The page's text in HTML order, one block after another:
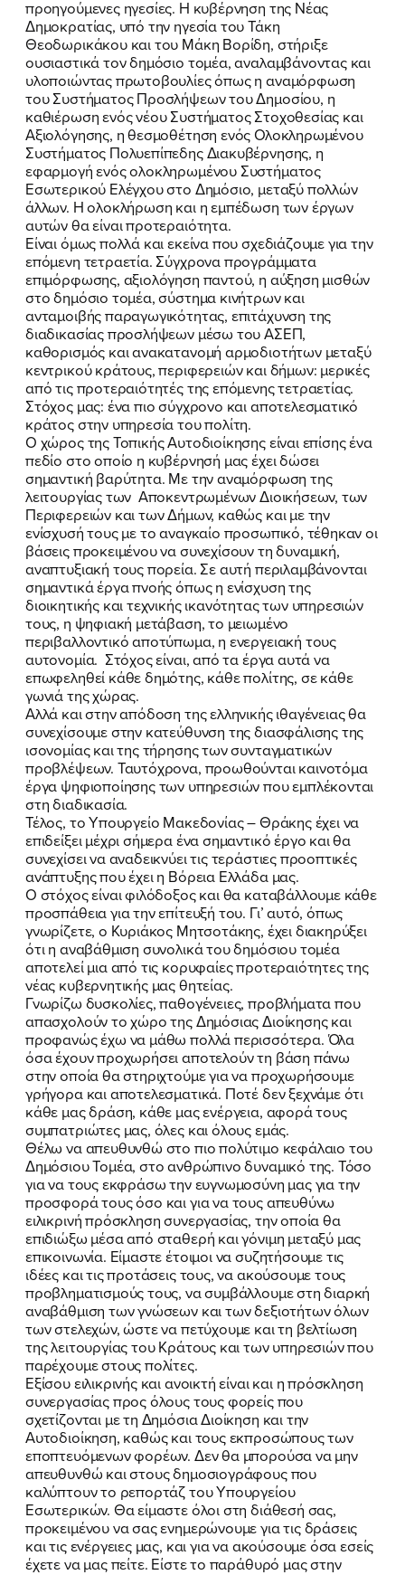
ΠΟΙΑ ΕΙΜΑΙ
ΕΡΓΟ
ΕΚΔΗΛΩΣΕΙΣ
ΝΕΑ
ΕΛΑ ΚΙ ΕΣΥ
FB IN TW YT LN VB TIKTOK
προηγούμενες ηγεσίες. Η κυβέρνηση της Νέας
Δημοκρατίας, υπό την ηγεσία του Τάκη
Θεοδωρικάκου και του Μάκη Βορίδη, στήριξε
ουσιαστικά τον δημόσιο τομέα, αναλαμβάνοντας και
υλοποιώντας πρωτοβουλίες όπως η αναμόρφωση
του Συστήματος Προσλήψεων του Δημοσίου, η
καθιέρωση ενός νέου Συστήματος Στοχοθεσίας και
Αξιολόγησης, η θεσμοθέτηση ενός Ολοκληρωμένου
Συστήματος Πολυεπίπεδης Διακυβέρνησης, η
εφαρμογή ενός ολοκληρωμένου Συστήματος
Εσωτερικού Ελέγχου στο Δημόσιο, μεταξύ πολλών
άλλων. Η ολοκλήρωση και η εμπέδωση των έργων
αυτών θα είναι προτεραιότητα.
Είναι όμως πολλά και εκείνα που σχεδιάζουμε για την
επόμενη τετραετία. Σύγχρονα προγράμματα
επιμόρφωσης, αξιολόγηση παντού, η αύξηση μισθών
στο δημόσιο τομέα, σύστημα κινήτρων και
ανταμοιβής παραγωγικότητας, επιτάχυνση της
διαδικασίας προσλήψεων μέσω του ΑΣΕΠ,
καθορισμός και ανακατανομή αρμοδιοτήτων μεταξύ
κεντρικού κράτους, περιφερειών και δήμων: μερικές
από τις προτεραιότητές της επόμενης τετραετίας.
Στόχος μας: ένα πιο σύγχρονο και αποτελεσματικό
κράτος στην υπηρεσία του πολίτη.
Ο χώρος της Τοπικής Αυτοδιοίκησης είναι επίσης ένα
πεδίο στο οποίο η κυβέρνησή μας έχει δώσει
σημαντική βαρύτητα. Με την αναμόρφωση της
λειτουργίας των Αποκεντρωμένων Διοικήσεων, των
Περιφερειών και των Δήμων, καθώς και με την
ενίσχυσή τους με το αναγκαίο προσωπικό, τέθηκαν οι
βάσεις προκειμένου να συνεχίσουν τη δυναμική,
αναπτυξιακή τους πορεία. Σε αυτή περιλαμβάνονται
σημαντικά έργα πνοής όπως η ενίσχυση της
διοικητικής και τεχνικής ικανότητας των υπηρεσιών
τους, η ψηφιακή μετάβαση, το μειωμένο
περιβαλλοντικό αποτύπωμα, η ενεργειακή τους
αυτονομία. Στόχος είναι, από τα έργα αυτά να
επωφεληθεί κάθε δημότης, κάθε πολίτης, σε κάθε
γωνιά της χώρας.
Αλλά και στην απόδοση της ελληνικής ιθαγένειας θα
συνεχίσουμε στην κατεύθυνση της διασφάλισης της
ισονομίας και της τήρησης των συνταγματικών
προβλέψεων. Ταυτόχρονα, προωθούνται καινοτόμα
έργα ψηφιοποίησης των υπηρεσιών που εμπλέκονται
στη διαδικασία.
Τέλος, το Υπουργείο Μακεδονίας – Θράκης έχει να
επιδείξει μέχρι σήμερα ένα σημαντικό έργο και θα
συνεχίσει να αναδεικνύει τις τεράστιες προοπτικές
ανάπτυξης που έχει η Βόρεια Ελλάδα μας.
Ο στόχος είναι φιλόδοξος και θα καταβάλλουμε κάθε
προσπάθεια για την επίτευξή του. Γι’ αυτό, όπως
γνωρίζετε, ο Κυριάκος Μητσοτάκης, έχει διακηρύξει
ότι η αναβάθμιση συνολικά του δημόσιου τομέα
αποτελεί μια από τις κορυφαίες προτεραιότητες της
νέας κυβερνητικής μας θητείας.
Γνωρίζω δυσκολίες, παθογένειες, προβλήματα που
απασχολούν το χώρο της Δημόσιας Διοίκησης και
προφανώς έχω να μάθω πολλά περισσότερα. Όλα
όσα έχουν προχωρήσει αποτελούν τη βάση πάνω
στην οποία θα στηριχτούμε για να προχωρήσουμε
γρήγορα και αποτελεσματικά. Ποτέ δεν ξεχνάμε ότι
κάθε μας δράση, κάθε μας ενέργεια, αφορά τους
συμπατριώτες μας, όλες και όλους εμάς.
Θέλω να απευθυνθώ στο πιο πολύτιμο κεφάλαιο του
Δημόσιου Τομέα, στο ανθρώπινο δυναμικό της. Τόσο
για να τους εκφράσω την ευγνωμοσύνη μας για την
προσφορά τους όσο και για να τους απευθύνω
ειλικρινή πρόσκληση συνεργασίας, την οποία θα
επιδιώξω μέσα από σταθερή και γόνιμη μεταξύ μας
επικοινωνία. Είμαστε έτοιμοι να συζητήσουμε τις
ιδέες και τις προτάσεις τους, να ακούσουμε τους
προβληματισμούς τους, να συμβάλλουμε στη διαρκή
αναβάθμιση των γνώσεων και των δεξιοτήτων όλων
των στελεχών, ώστε να πετύχουμε και τη βελτίωση
της λειτουργίας του Κράτους και των υπηρεσιών που
παρέχουμε στους πολίτες.
Εξίσου ειλικρινής και ανοικτή είναι και η πρόσκληση
συνεργασίας προς όλους τους φορείς που
σχετίζονται με τη Δημόσια Διοίκηση και την
Αυτοδιοίκηση, καθώς και τους εκπροσώπους των
εποπτευόμενων φορέων. Δεν θα μπορούσα να μην
απευθυνθώ και στους δημοσιογράφους που
καλύπτουν το ρεπορτάζ του Υπουργείου
Εσωτερικών. Θα είμαστε όλοι στη διάθεσή σας,
προκειμένου να σας ενημερώνουμε για τις δράσεις
και τις ενέργειες μας, και για να ακούσουμε όσα εσείς
έχετε να μας πείτε. Είστε το παράθυρό μας στην